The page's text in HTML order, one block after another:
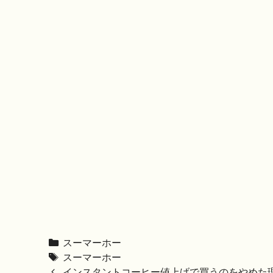
Categories
スーマーホー
Tags
スーマーホー